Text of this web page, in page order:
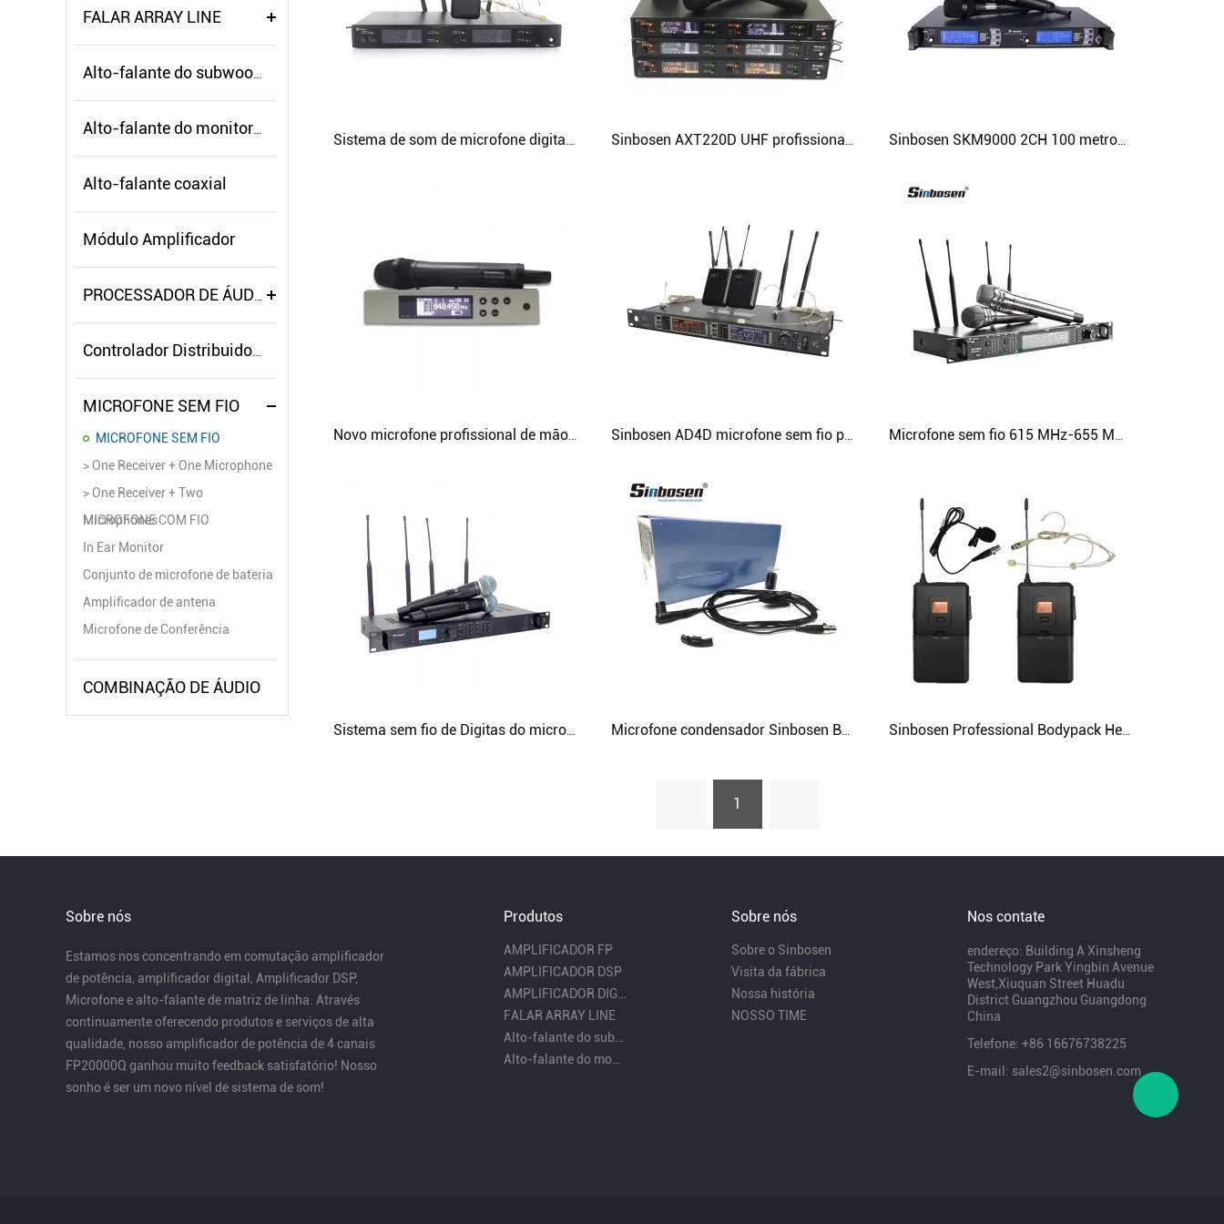
PROCESSADOR DE ÁUDIO
Controlador Distribuidor de Energia
MICROFONE SEM FIO
FALAR ARRAY LINE
Alto-falante coaxial
Módulo Amplificador
MICROFONE SEM FIO
MICROFONE SEM FIO
> One Receiver + One Microphone
> One Receiver + Two
Microphones
MICROFONE COM FIO
In Ear Monitor
Conjunto de microfone de bateria
Amplificador de antena
Microfone de Conferência
COMBINAÇÃO DE ÁUDIO
Novo microfone profissional de mão sem fio Sinbosen EW100G4
Sistema sem fio de Digitas do microfone dos sinais do RF do elevado desempenho
1
Sobre nós
Estamos nos concentrando em comutação amplificador
de potência, amplificador digital, Amplificador DSP,
Microfone e alto-falante de matriz de linha. Através
continuamente oferecendo produtos e serviços de alta
qualidade, nosso amplificador de potência de 4 canais
FP20000Q ganhou muito feedback satisfatório! Nosso
sonho é ser um novo nível de sistema de som!
Produtos
AMPLIFICADOR FP
AMPLIFICADOR DSP
FALAR ARRAY LINE
Sobre nós
Sobre o Sinbosen
Visita da fábrica
Nossa história
NOSSO TIME
Nos contate
endereço: Building A Xinsheng
Technology Park Yingbin Avenue
West,Xiuquan Street Huadu
District Guangzhou Guangdong
China
Telefone: +86 16676738225
E-mail: sales2@sinbosen.com